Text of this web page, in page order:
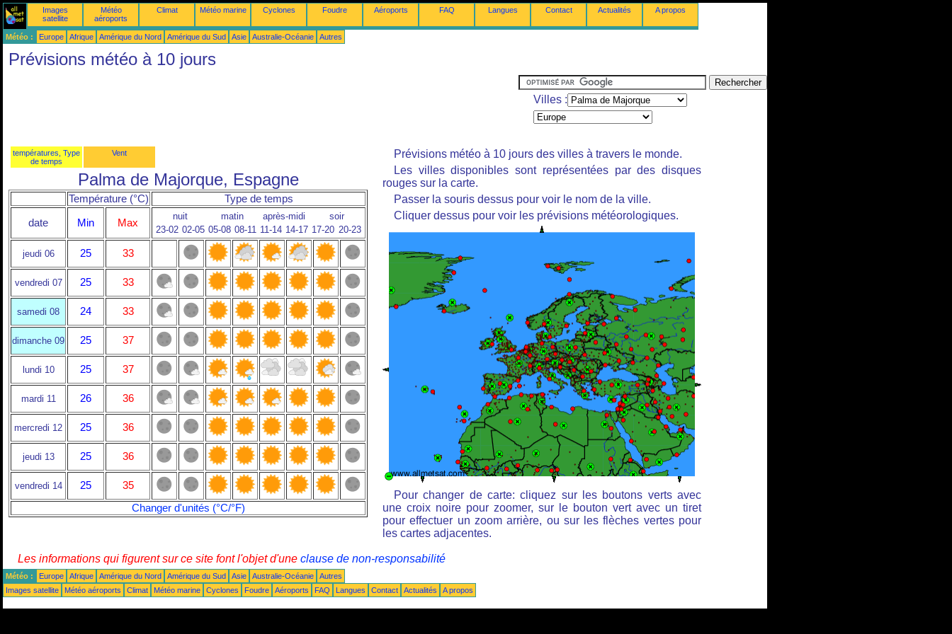
Images
satellite
Météo
aéroports
Climat Météo marine Cyclones Foudre Aéroports FAQ Langues Contact Actualités A propos
Météo : Europe Afrique Amérique du Nord Amérique du Sud Asie Australie-Océanie Autres
Prévisions météo à 10 jours
Villes :
températures, Type
de temps
Vent
Palma de Majorque, Espagne
Température (°C) Type de temps
date Min Max
nuit matin après-midi
soir
23-02 02-05 05-08 08-11 11-14 14-17 17-20 20-23
jeudi 06 25 33
vendredi 07 25 33
samedi 08 24 33
dimanche 09 25 37
lundi 10 25 37
mardi 11 26 36
mercredi 12 25 36
jeudi 13 25 36
vendredi 14 25
35
Changer d'unités (°C/°F)
Prévisions météo à 10 jours des villes à travers le monde.
Les villes disponibles sont représentées par des disques
rouges sur la carte.
Passer la souris dessus pour voir le nom de la ville.
Cliquer dessus pour voir les prévisions météorologiques.
Pour changer de carte: cliquez sur les boutons verts avec
une croix noire pour zoomer, sur le bouton vert avec un tiret
pour effectuer un zoom arrière, ou sur les flèches vertes pour
les cartes adjacentes.
Les informations qui figurent sur ce site font l'objet d'une clause de non-responsabilité
Météo : Europe Afrique Amérique du Nord Amérique du Sud Asie Australie-Océanie
Autres
Images satellite
Météo aéroports Climat Météo marine Cyclones Foudre Aéroports FAQ Langues Contact Actualités A propos